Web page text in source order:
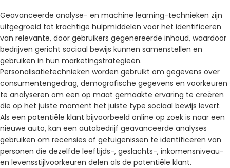
Geavanceerde analyse- en machine learning-technieken zijn
uitgegroeid tot krachtige hulpmiddelen voor het identificeren
van relevante, door gebruikers gegenereerde inhoud, waardoor
bedrijven gericht sociaal bewijs kunnen samenstellen en
gebruiken in hun marketingstrategieën.
Personalisatietechnieken worden gebruikt om gegevens over
consumentengedrag, demografische gegevens en voorkeuren
te analyseren om een ​​op maat gemaakte ervaring te creëren
die op het juiste moment het juiste type sociaal bewijs levert.
Als een potentiële klant bijvoorbeeld online op zoek is naar een
nieuwe auto, kan een autobedrijf geavanceerde analyses
gebruiken om recensies of getuigenissen te identificeren van
personen die dezelfde leeftijds-, geslachts-, inkomensniveau-
en levensstijlvoorkeuren delen als de potentiële klant.